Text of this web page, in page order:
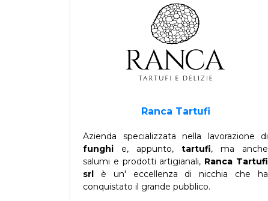
Ranca Tartufi
Azienda specializzata nella lavorazione di
funghi e, appunto, tartufi, ma anche
salumi e prodotti artigianali, Ranca Tartufi
srl è un' eccellenza di nicchia che ha
conquistato il grande pubblico.